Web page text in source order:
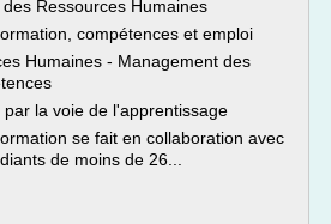
Ressources Humaines
compétences et emploi
Humaines - Management des
la voie de l'apprentissage
se fait en collaboration avec
de moins de 26...